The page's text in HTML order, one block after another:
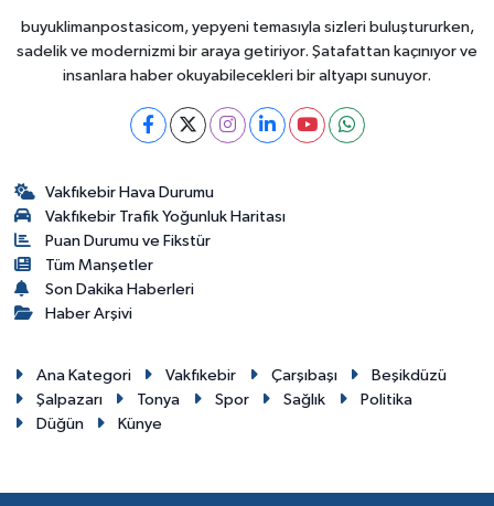
buyuklimanpostasicom, yepyeni temasıyla sizleri buluştururken,
sadelik ve modernizmi bir araya getiriyor. Şatafattan kaçınıyor ve
insanlara haber okuyabilecekleri bir altyapı sunuyor.
Vakfıkebir Hava Durumu
Vakfıkebir Trafik Yoğunluk Haritası
Puan Durumu ve Fikstür
Tüm Manşetler
Son Dakika Haberleri
Haber Arşivi
Ana Kategori Vakfıkebir Çarşıbaşı
Beşikdüzü
Şalpazarı
Tonya Spor Sağlık
Politika
Düğün
Künye